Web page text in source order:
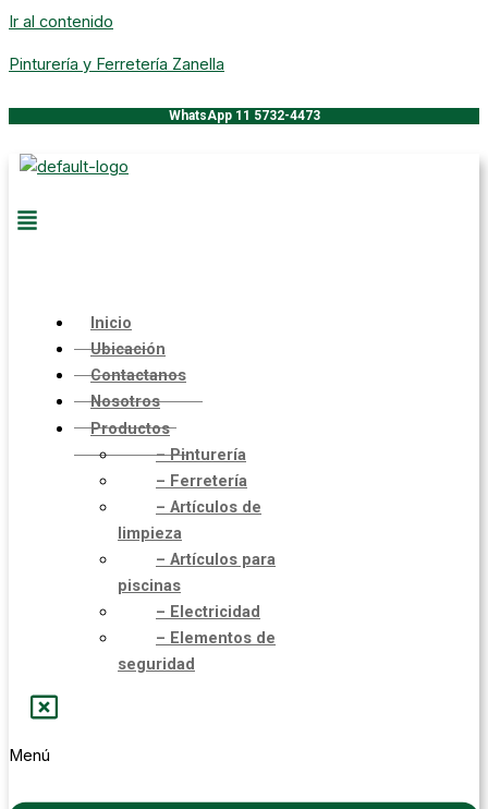
Ir al contenido
Pinturería y Ferretería Zanella
WhatsApp 11 5732-4473
Inicio
Ubicación
Contactanos
Nosotros
Productos
– Pinturería
– Ferretería
– Artículos de
limpieza
– Artículos para
piscinas
– Electricidad
– Elementos de
seguridad
Menú